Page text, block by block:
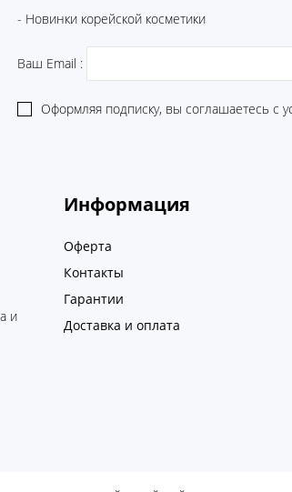
- Новинки корейской косметики
Ваш Email :
Оформляя подписку, вы соглашаетесь c
и
Информация
Оферта
Контакты
Гарантии
Доставка и оплата